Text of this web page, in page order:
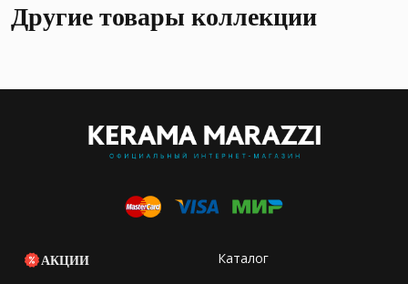
Другие товары коллекции
АКЦИИ Каталог